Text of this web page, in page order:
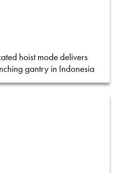
hoist mode delivers
gantry in Indonesia